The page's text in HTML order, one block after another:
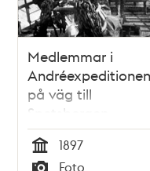
Medlemmar i
Andréexpeditionen
på väg till
Spetsbergen
ombord på M/S
Svensksund
Tid
1897
Foto